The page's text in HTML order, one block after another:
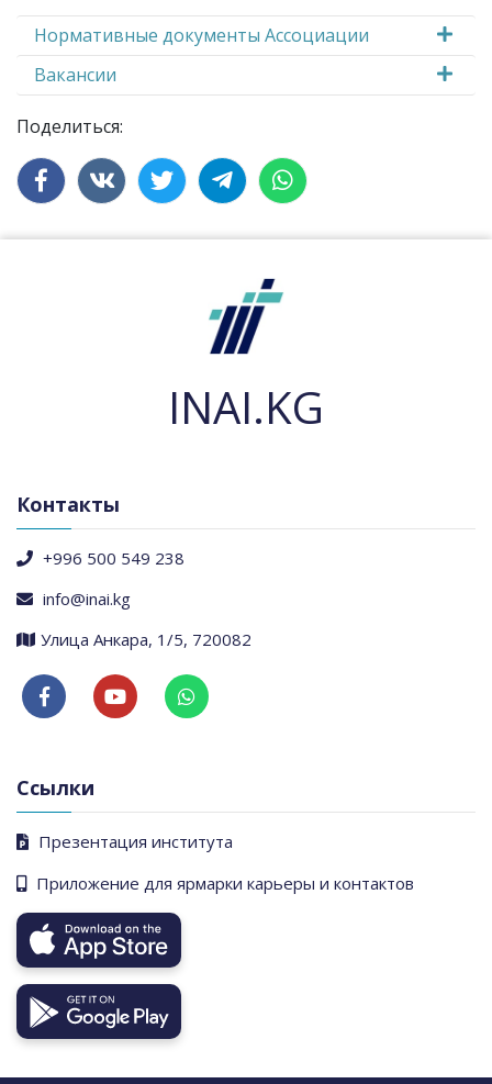
Нормативные документы Ассоциации
Вакансии
Поделиться:
INAI.KG
Контакты
+996 500 549 238
info@inai.kg
​Улица Анкара, 1/5, 720082
Ссылки
Презентация института
Приложение для ярмарки карьеры и контактов